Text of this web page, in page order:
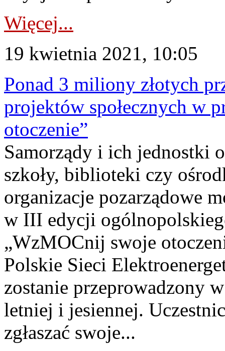
Więcej...
19 kwietnia 2021, 10:05
Ponad 3 miliony złotych
projektów społecznych w
otoczenie”
Samorządy i ich jednostki
szkoły, biblioteki czy
organizacje pozarządowe
w III edycji
„WzMOCnij swoje
Polskie Sieci
zostanie przeprowadzony
letniej i jesiennej.
zgłaszać swoje...